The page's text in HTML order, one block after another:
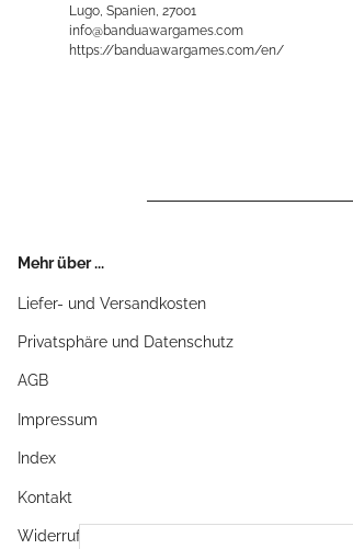
Lugo, Spanien, 27001
info@banduawargames.com
https://banduawargames.com/en/
Mehr über ...
Liefer- und Versandkosten
Privatsphäre und Datenschutz
AGB
Impressum
Index
Kontakt
Widerrufsrecht